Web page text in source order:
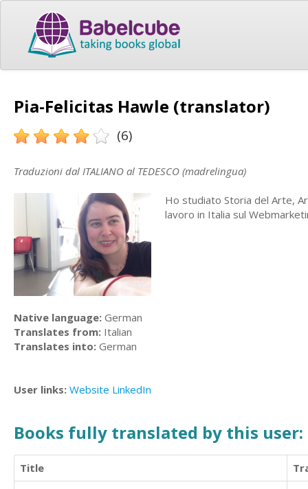
Pia-Felicitas Hawle (translator)
(6)
Traduzioni dal ITALIANO al TEDESCO (madrelingua)
Ho studiato Storia del Arte,
lavoro in Italia sul
Native language: German
Translates from: Italian
Translates into: German
User links: Website LinkedIn
Books fully translated by this user:
Title